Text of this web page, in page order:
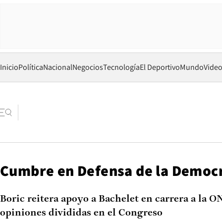
InicioPolíticaNacionalNegociosTecnologíaEl DeportivoMundo
Cumbre en Defensa de la
Boric reitera apoyo a Bachelet en carrera a la
opiniones divididas en el Congreso